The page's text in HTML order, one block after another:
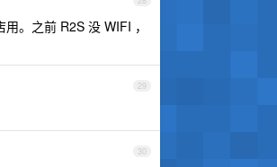
。之前 R2S 没 WIFI ，
29
30